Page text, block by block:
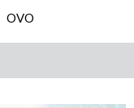
OVO